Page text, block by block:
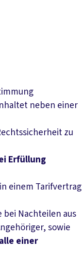
neben einer
zu
Erfüllung
einem Tarifvertrag
Nachteilen aus
sowie
einer